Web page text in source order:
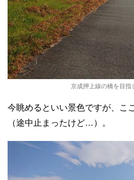
京成押上線の橋を目指
今眺めるといい景色ですが、こ
（途中止まったけど…）。